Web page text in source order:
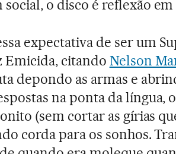
social, o disco é reflexão
expectativa de ser um
Emicida, citando Nelson
depondo as armas e
na ponta da língua,
(sem cortar as gírias
corda para os sonhos.